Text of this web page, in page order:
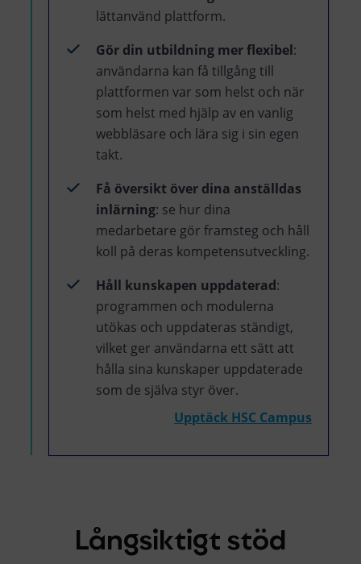
lättanvänd plattform.
Gör din utbildning mer flexibel:
användarna kan få tillgång till
plattformen var som helst och när
som helst med hjälp av en vanlig
webbläsare och lära sig i sin egen
takt.
Få översikt över dina anställdas
inlärning: se hur dina
medarbetare gör framsteg och håll
koll på deras kompetensutveckling.
Håll kunskapen uppdaterad:
programmen och modulerna
utökas och uppdateras ständigt,
vilket ger användarna ett sätt att
hålla sina kunskaper uppdaterade
som de själva styr över.
Upptäck HSC Campus
Långsiktigt stöd